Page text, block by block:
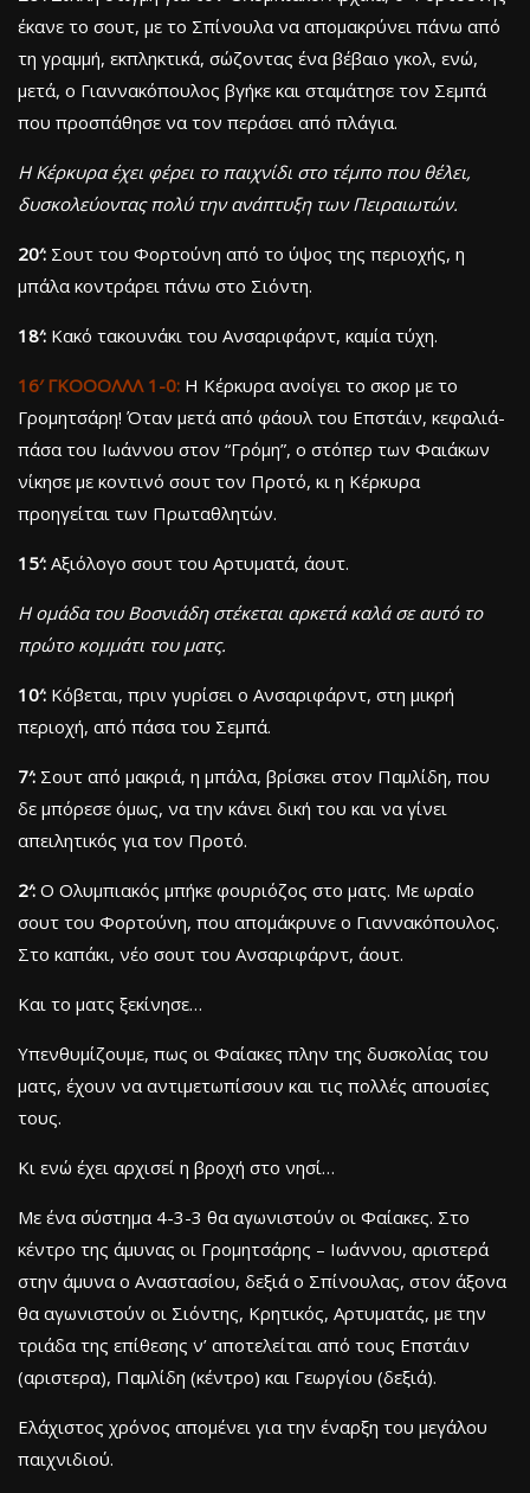
έκανε το σουτ, με το Σπίνουλα να απομακρύνει πάνω από
τη γραμμή, εκπληκτικά, σώζοντας ένα βέβαιο γκολ, ενώ,
μετά, ο Γιαννακόπουλος βγήκε και σταμάτησε τον Σεμπά
που προσπάθησε να τον περάσει από πλάγια.
Η Κέρκυρα έχει φέρει το παιχνίδι στο τέμπο που θέλει,
δυσκολεύοντας πολύ την ανάπτυξη των Πειραιωτών.
20′: Σουτ του Φορτούνη από το ύψος της περιοχής, η
μπάλα κοντράρει πάνω στο Σιόντη.
18′: Κακό τακουνάκι του Ανσαριφάρντ, καμία τύχη.
16′ ΓΚΟΟΟΛΛΛ 1-0: Η Κέρκυρα ανοίγει το σκορ με το
Γρομητσάρη! Όταν μετά από φάουλ του Επστάιν, κεφαλιά-
πάσα του Ιωάννου στον “Γρόμη”, ο στόπερ των Φαιάκων
νίκησε με κοντινό σουτ τον Προτό, κι η Κέρκυρα
προηγείται των Πρωταθλητών.
15′: Αξιόλογο σουτ του Αρτυματά, άουτ.
Η ομάδα του Βοσνιάδη στέκεται αρκετά καλά σε αυτό το
πρώτο κομμάτι του ματς.
10′: Κόβεται, πριν γυρίσει ο Ανσαριφάρντ, στη μικρή
περιοχή, από πάσα του Σεμπά.
7′: Σουτ από μακριά, η μπάλα, βρίσκει στον Παμλίδη, που
δε μπόρεσε όμως, να την κάνει δική του και να γίνει
απειλητικός για τον Προτό.
2′: Ο Ολυμπιακός μπήκε φουριόζος στο ματς. Με ωραίο
σουτ του Φορτούνη, που απομάκρυνε ο Γιαννακόπουλος.
Στο καπάκι, νέο σουτ του Ανσαριφάρντ, άουτ.
Και το ματς ξεκίνησε…
Υπενθυμίζουμε, πως οι Φαίακες πλην της δυσκολίας του
ματς, έχουν να αντιμετωπίσουν και τις πολλές απουσίες
τους.
Κι ενώ έχει αρχισεί η βροχή στο νησί…
Με ένα σύστημα 4-3-3 θα αγωνιστούν οι Φαίακες. Στο
κέντρο της άμυνας οι Γρομητσάρης – Ιωάννου, αριστερά
στην άμυνα ο Αναστασίου, δεξιά ο Σπίνουλας, στον άξονα
θα αγωνιστούν οι Σιόντης, Κρητικός, Αρτυματάς, με την
τριάδα της επίθεσης ν’ αποτελείται από τους Επστάιν
(αριστερα), Παμλίδη (κέντρο) και Γεωργίου (δεξιά).
Ελάχιστος χρόνος απομένει για την έναρξη του μεγάλου
παιχνιδιού.